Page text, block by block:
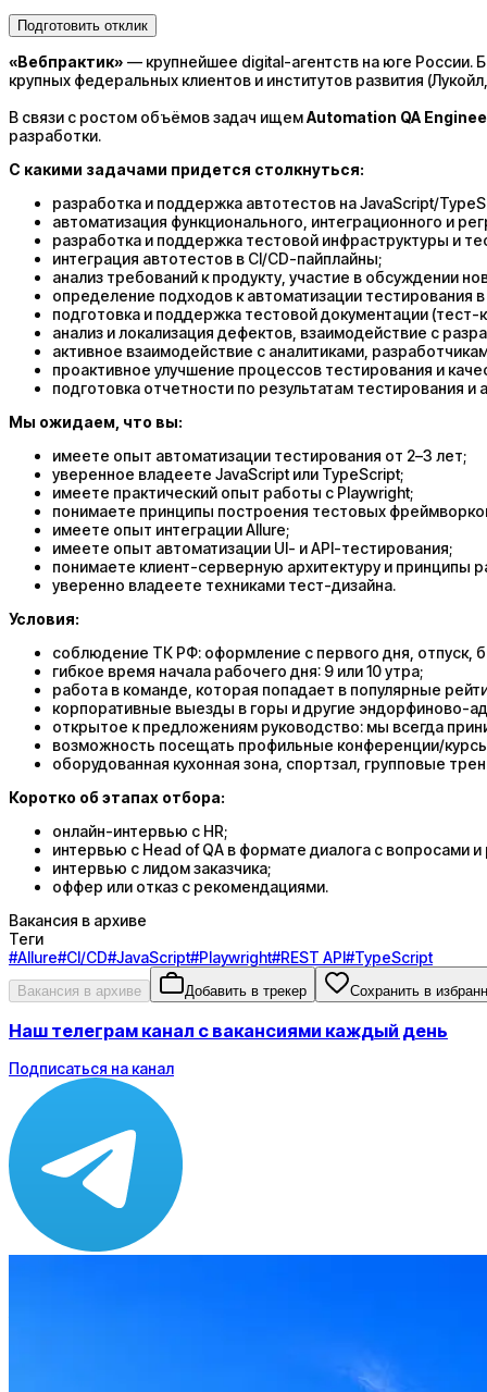
Подготовить отклик
«Вебпрактик» — крупнейшее digital-агентств на юге России.
крупных федеральных клиентов и институтов развития
В связи с ростом объёмов задач ищемAutomation QA
разработки.
С какими задачами придется столкнуться:
разработка и поддержка автотестов на JavaScript/
автоматизация функционального, интеграционного и
разработка и поддержка тестовой инфраструктуры и
интеграция автотестов в CI/CD-пайплайны;
анализ требований к продукту, участие в обсуждении
определение подходов к автоматизации тестирования
подготовка и поддержка тестовой документации
анализ и локализация дефектов, взаимодействие с
активное взаимодействие с аналитиками,
проактивное улучшение процессов тестирования и
подготовка отчетности по результатам тестирования
Мы ожидаем, что вы:
имеете опыт автоматизации тестирования от 2–3 лет;
уверенное владеете JavaScript или TypeScript;
имеете практический опыт работы с Playwright;
понимаете принципы построения тестовых
имеете опыт интеграции Allure;
имеете опыт автоматизации UI- и API-тестирования;
понимаете клиент-серверную архитектуру и принципы
уверенно владеете техниками тест-дизайна.
Условия:
соблюдение ТК РФ: оформление с первого дня, отпуск,
гибкое время начала рабочего дня: 9 или 10 утра;
работа в команде, которая попадает в популярные
корпоративные выезды в горы и другие эндорфиново-
открытое к предложениям руководство: мы всегда
возможность посещать профильные конференции/
оборудованная кухонная зона, спортзал, групповые
Коротко об этапах отбора:
онлайн-интервью с HR;
интервью с Head of QA в формате диалога с вопросами
интервью с лидом заказчика;
оффер или отказ с рекомендациями.
Вакансия в архиве
Теги
#Allure#CI/CD#JavaScript#Playwright#REST API#TypeScript
Вакансия в архиве Добавить в трекер Сохранить в
Наш телеграм канал с вакансиями каждый день
Подписаться на канал